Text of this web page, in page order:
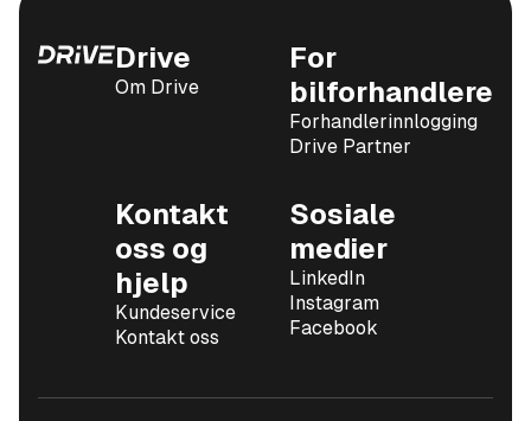
Drive
Om Drive
For
bilforhandlere
Forhandlerinnlogging
Drive Partner
Kontakt
oss og
hjelp
Kundeservice
Kontakt oss
Sosiale
medier
LinkedIn
Instagram
Facebook